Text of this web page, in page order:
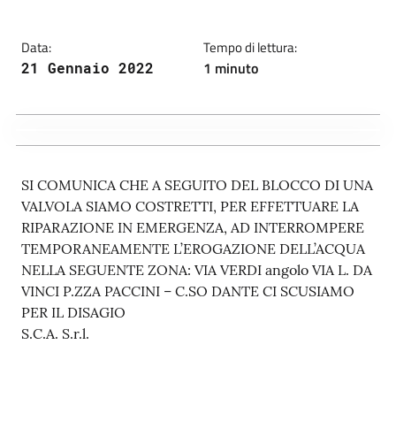
Data:
21 Gennaio 2022
Tempo di lettura:
1 minuto
SI COMUNICA CHE A SEGUITO DEL BLOCCO DI UNA
VALVOLA SIAMO COSTRETTI, PER EFFETTUARE LA
RIPARAZIONE IN EMERGENZA, AD INTERROMPERE
TEMPORANEAMENTE L’EROGAZIONE DELL’ACQUA
NELLA SEGUENTE ZONA: VIA VERDI angolo VIA L. DA
VINCI P.ZZA PACCINI – C.SO DANTE CI SCUSIAMO
PER IL DISAGIO
S.C.A. S.r.l.